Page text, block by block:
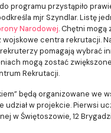
programu przystąpiło
mjr Szyndlar. Listę
Narodowej. Chętni
wojskowe centra rekrutacji.
pomagają wybrać
mogą zostać
Rekrutacji.
będą organizowane
udział w projekcie. Pierwsi
w Świętoszowie, 12